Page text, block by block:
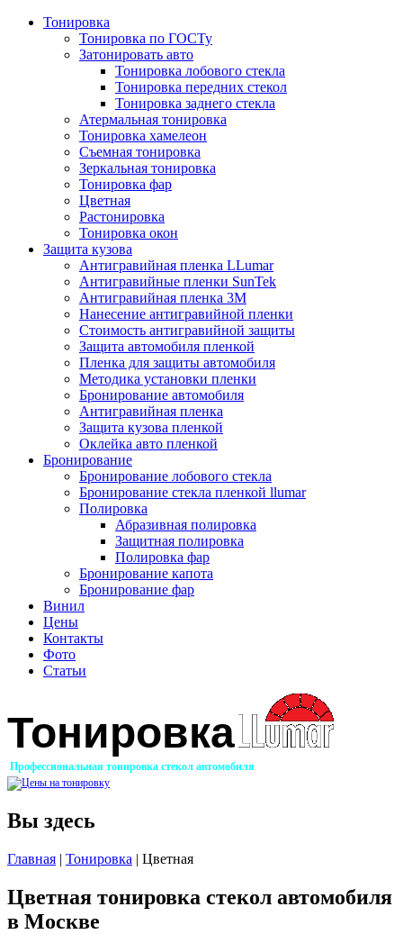
Тонировка
Тонировка по ГОСТу
Затонировать авто
Тонировка лобового стекла
Тонировка передних стекол
Тонировка заднего стекла
Атермальная тонировка
Тонировка хамелеон
Съемная тонировка
Зеркальная тонировка
Тонировка фар
Цветная
Растонировка
Тонировка окон
Защита кузова
Антигравийная пленка LLumar
Антигравийные пленки SunTek
Антигравийная пленка 3М
Нанесение антигравийной пленки
Стоимость антигравийной защиты
Защита автомобиля пленкой
Пленка для защиты автомобиля
Методика установки пленки
Бронирование автомобиля
Антигравийная пленка
Защита кузова пленкой
Оклейка авто пленкой
Бронирование
Бронирование лобового стекла
Бронирование стекла пленкой llumar
Полировка
Абразивная полировка
Защитная полировка
Полировка фар
Бронирование капота
Бронирование фар
Винил
Цены
Контакты
Фото
Статьи
Тонировка
Профессиональная тонировка стекол автомобиля
Вы здесь
Главная | Тонировка | Цветная
Цветная тонировка стекол автомобиля
в Москве